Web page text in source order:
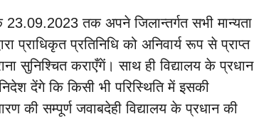
23.09.2023 तक अपने जिलान्तर्गत सभी मान्यता
प्राधिकृत प्रतिनिधि को अनिवार्य रूप से प्राप्त
सुनिश्चित कराएँगें। साथ ही विद्यालय के प्रधान
देंगे कि किसी भी परिस्थिति में इसकी
की सम्पूर्ण जवाबदेही विद्यालय के प्रधान की